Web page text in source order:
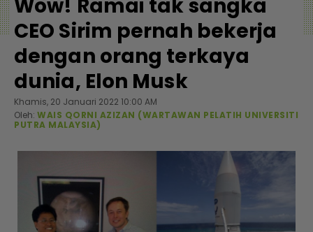
Wow! Ramai tak sangka
CEO Sirim pernah bekerja
dengan orang terkaya
dunia, Elon Musk
Khamis, 20 Januari 2022 10:00 AM
Oleh: WAIS QORNI AZIZAN (WARTAWAN PELATIH UNIVERSITI
PUTRA MALAYSIA)